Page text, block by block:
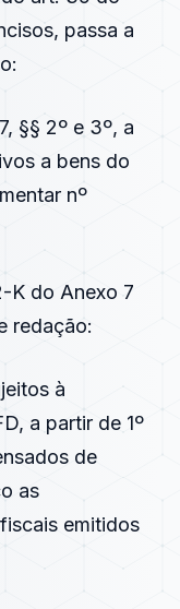
passa a
§§ 2º e 3º, a
a bens do
nº
K do Anexo 7
redação:
à
a partir de 1º
de
as
emitidos